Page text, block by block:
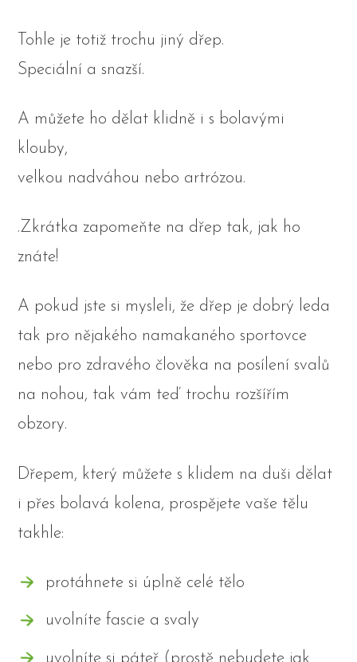
Tohle je totiž trochu jiný dřep.
Speciální a snazší.
A můžete ho dělat klidně i s bolavými
klouby,
velkou nadváhou nebo artrózou.
.Zkrátka zapomeňte na dřep tak, jak ho
znáte!
A pokud jste si mysleli, že dřep je dobrý leda
tak pro nějakého namakaného sportovce
nebo pro zdravého člověka na posílení svalů
na nohou, tak vám teď trochu rozšířím
obzory.
Dřepem, který můžete s klidem na duši dělat
i přes bolavá kolena, prospějete vaše tělu
takhle:
protáhnete si úplně celé tělo
uvolníte fascie a svaly
uvolníte si páteř (prostě nebudete jak